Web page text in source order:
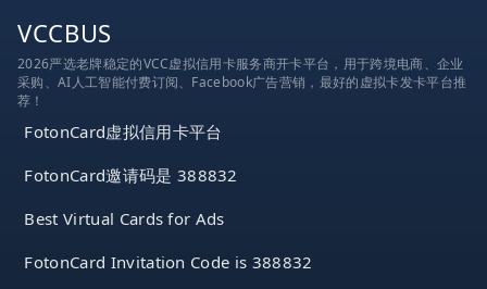
VCCBUS
2026严选老牌稳定的VCC虚拟信用卡服务商开卡平台，用于跨境电商、企业
采购、AI人工智能付费订阅、Facebook广告营销，最好的虚拟卡发卡平台推
荐！
FotonCard虚拟信用卡平台
FotonCard邀请码是 388832
Best Virtual Cards for Ads
FotonCard Invitation Code is 388832